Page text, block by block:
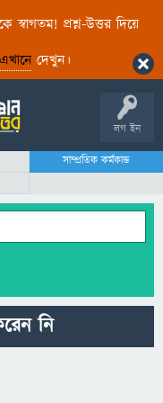
স্বাগতম! প্রশ্ন-উত্তর দিয়ে
এখানেদেখুন।
লগ ইন
সাম্প্রতিক কর্মকান্ড
নি